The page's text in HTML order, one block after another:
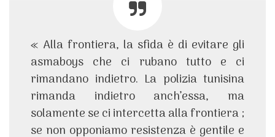
« Alla frontiera, la sfida è di evitare gli
asmaboys che ci rubano tutto e ci
rimandano indietro. La polizia tunisina
rimanda indietro anch’essa, ma
solamente se ci intercetta alla frontiera ;
se non opponiamo resistenza è gentile e